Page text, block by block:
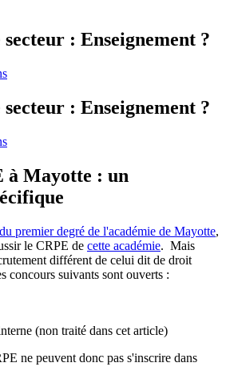
: Enseignement ?
: Enseignement ?
à Mayotte : un
premier degré de l'académie de Mayotte,
le CRPE de cette académie. Mais
différent de celui dit de droit
concours suivants sont ouverts :
(non traité dans cet article)
ne peuvent donc pas s'inscrire dans